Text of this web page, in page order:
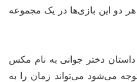
دو این بازی‌ها در یک مجموعه
بازی اول یعنی Life is Strange داستان دختر جوانی به نام مکس
می‌شود می‌تواند زمان را به